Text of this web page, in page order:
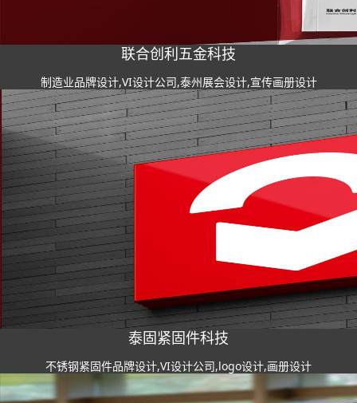
联合创利五金科技
制造业品牌设计,VI设计公司,泰州展会设计,宣传画册设计
泰固紧固件科技
不锈钢紧固件品牌设计,VI设计公司,logo设计,画册设计